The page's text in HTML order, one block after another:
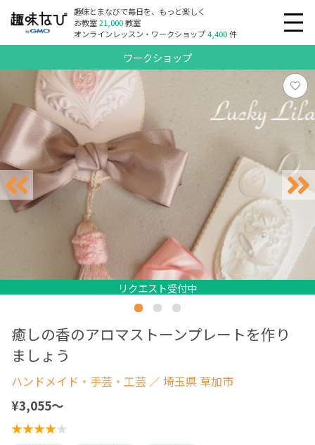
趣味とまなびで毎日を、もっと楽しく
お教室21,000教室
オンラインレッスン・ワークショップ4,400件
ワークショップ
リクエスト受付中
リクエスト受付中
リクエスト受付中
リクエスト受付中
癒しの香のアロマストーンプレートを作り
ましょう
ハンドメイド・手芸・工芸 ／ 埼玉県 草加市
¥3,055〜